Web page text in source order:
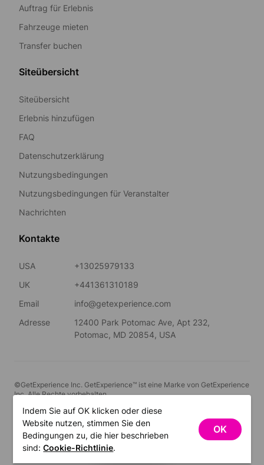
Auftrag für Erlebnis
Fahrzeuge mieten
Transfer buchen
Siteübersicht
Siteübersicht
Erlebnis hinzufügen
FAQ
Datenschutzerklärung
Nutzungsbedingungen
Nutzungsbedingungen für Veranstalter
Nachrichten
Kontakte
USA
+13025979133
UK
+441361310189
Email
info@getexperience.com
Adresse
12400 Park Potomac Ave, Apt 232,
Potomac, MD 20854, USA
©GetExperience Inc. GetExperience™ ist eine Marke von GetExperience
Inc. Alle Rechte vorbehalten.
Deutsch
Indem Sie auf OK klicken oder diese
Website nutzen, stimmen Sie den
Bedingungen zu, die hier beschrieben
sind:Cookie-Richtlinie.
OK